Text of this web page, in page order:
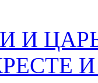
И ЦАРЬ